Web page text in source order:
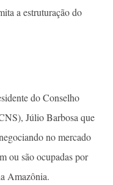
a estruturação do
do Conselho
Júlio Barbosa que
no mercado
ou são ocupadas por
Amazônia.